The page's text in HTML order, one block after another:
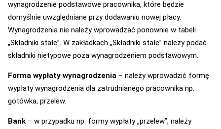
wynagrodzenie podstawowe pracownika, które będzie
domyślnie uwzględniane przy dodawaniu nowej płacy.
Wynagrodzenia nie należy wprowadzać ponownie w tabeli
„Składniki stałe”. W zakładkach „Składniki stałe” należy podać
składniki nietypowe poza wynagrodzeniem podstawowym.
Forma wypłaty wynagrodzenia – należy wprowadzić formę
wypłaty wynagrodzenia dla zatrudnianego pracownika np.
gotówka, przelew.
Bank – w przypadku np. formy wypłaty „przelew”, należy